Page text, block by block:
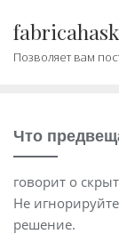
содержимому
Позволяет вам
Что
говорит о
Не
решение.